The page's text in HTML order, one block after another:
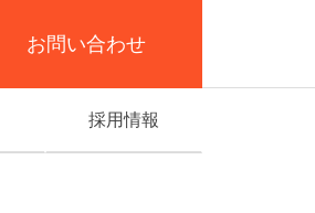
お問い合わせ
採用情報